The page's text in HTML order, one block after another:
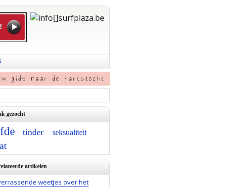
gids naar de hartstocht
gezocht
tinder seksualiteit
artikelen
weetjes over het